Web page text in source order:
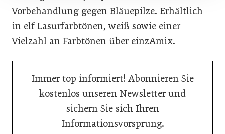
Vorbehandlung gegen Bläuepilze. Erhältlich
in elf Lasurfarbtönen, weiß sowie einer
Vielzahl an Farbtönen über einzAmix.
Immer top informiert! Abonnieren Sie
kostenlos unseren Newsletter und
sichern Sie sich Ihren
Informationsvorsprung.